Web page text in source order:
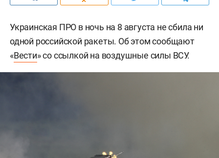
Украинская ПРО в ночь на 8 августа не сбила ни
одной российской ракеты. Об этом сообщают
«Вести» со ссылкой на воздушные силы ВСУ.